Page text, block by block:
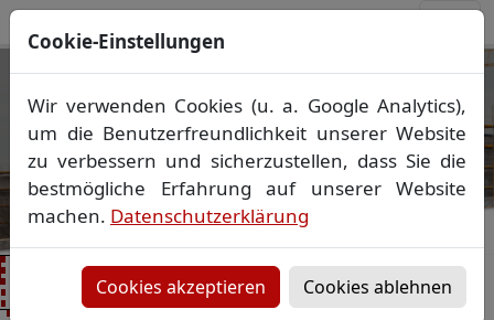
Ihr Vermessungsbüro in
Mecklenburg-Vorpommern
Wir vermessen Ihr Grundstück
Lageplan Absteckung▪Bauvermessung ▪
Gebäudeeinmessung
Grenzfeststellung▪Amtliche Auskünfte und
Vorheriges Bild
Cookie-Einstellungen
Wir verwenden Cookies (u. a. Google Analytics),
um die Benutzerfreundlichkeit unserer Website
zu verbessern und sicherzustellen, dass Sie die
bestmögliche Erfahrung auf unserer Website
machen. Datenschutzerklärung
Cookies akzeptieren Cookies ablehnen